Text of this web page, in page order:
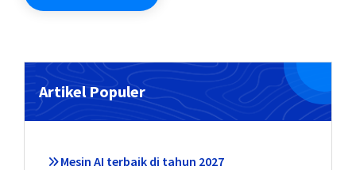
Artikel Populer
Mesin AI terbaik di tahun 2027